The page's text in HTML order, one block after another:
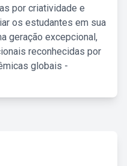
por criatividade e
os estudantes em sua
geração excepcional,
reconhecidas por
globais -